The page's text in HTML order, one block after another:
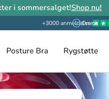
i sommersalget!Shop nu!
+3000 anmeldelser
Om os
Posture Bra Rygstøtte